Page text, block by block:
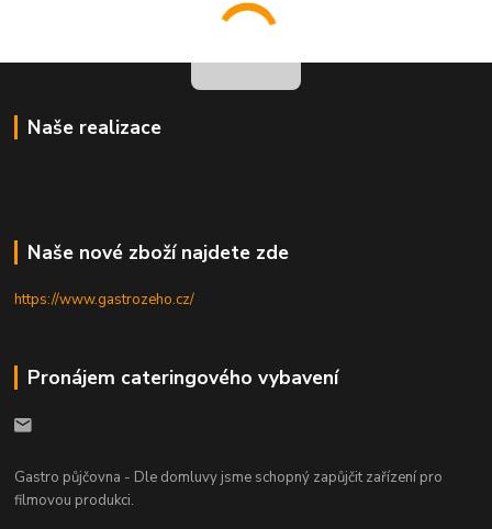
Naše realizace
Naše nové zboží najdete zde
https://www.gastrozeho.cz/
Pronájem cateringového vybavení
Gastro půjčovna - Dle domluvy jsme schopný zapůjčit zařízení pro
filmovou produkci.